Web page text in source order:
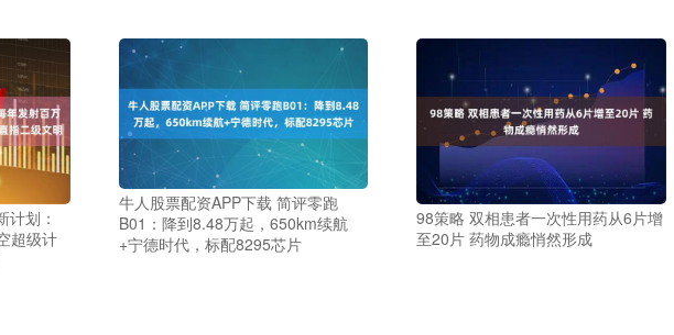
计划：
超级计
牛人股票配资APP下载 简评零跑
B01：降到8.48万起，650km续航
+宁德时代，标配8295芯片
98策略 双相患者一次性用药从6片增
至20片 药物成瘾悄然形成